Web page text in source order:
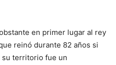
en primer lugar al rey
reinó durante 82 años si
su territorio fue un